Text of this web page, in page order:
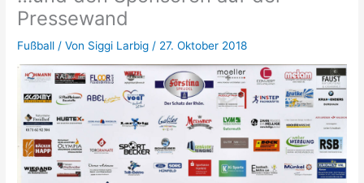
Pressewand
Fußball / Von Siggi Larbig / 27. Oktober 2018